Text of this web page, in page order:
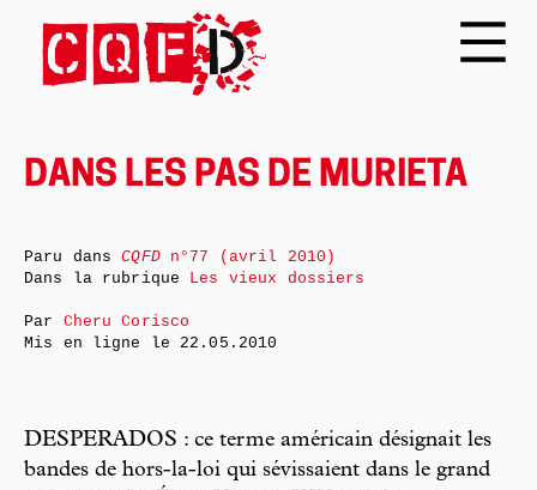
DANS LES PAS DE MURIETA
DESPERADOS : ce terme américain désignait les
bandes de hors-la-loi qui sévissaient dans le grand
Paru dansCQFDn°77 (avril 2010)
Dans la rubrique Les vieux dossiers
Par Cheru Corisco
Mis en ligne le 22.05.2010